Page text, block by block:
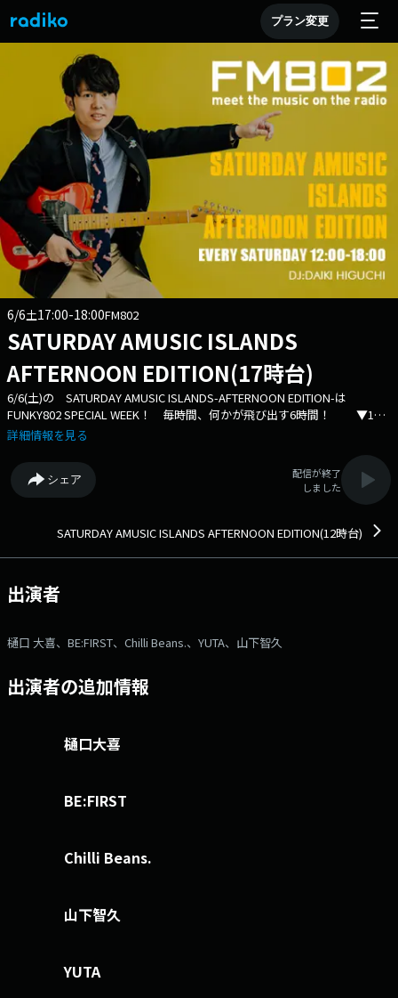
プラン変更
6/6土17:00-18:00FM802
SATURDAY AMUSIC ISLANDS
AFTERNOON EDITION(17時台)
6/6(土)の SATURDAY AMUSIC ISLANDS-AFTERNOON EDITION-は
FUNKY802 SPECIAL WEEK！ 毎時間、何かが飛び出す6時間！ ▼12
時台 ・ONE OK ROCK「劇場オリジナルグッズ ミニタオル」プレゼン
上半期のFM802を彩った邦楽は何！？ ・山下智久さんからのランチメッ
セージでスタート♪ ・No.1予想参加で、山下智久さん主演映画「正直不
動産」グッズや 3連単的中で「選べる関西三大和牛ギフト」が抽選で
ジ！ ▼15時台 ☆カルチャーピックアップ☆ BE:FIRST MANATO
プレゼントの「オオヨロコビソックス」エントリーはこの時間から！
☆最新の英米チャートを紹介☆ ▼17時台 ☆「Sonic On Saturday
チラ ⇒リクエスト・メッセージはコチラ ⇒twitterハッシュタグは
「#fm802」 ⇒twitterアカウントは「@fm802_pr」 ⇒facebookペー
詳細情報を見る
シェア
配信が終了
しました
SATURDAY AMUSIC ISLANDS AFTERNOON EDITION(12時台)
出演者
樋口 大喜、BE:FIRST、Chilli Beans.、YUTA、山下智久
出演者の追加情報
樋口大喜
BE:FIRST
Chilli Beans.
山下智久
YUTA